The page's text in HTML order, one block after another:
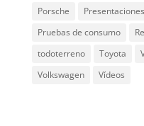
Porsche
Presentaciones
Pruebas de consumo
todoterreno
Toyota
Volkswagen
Vídeos